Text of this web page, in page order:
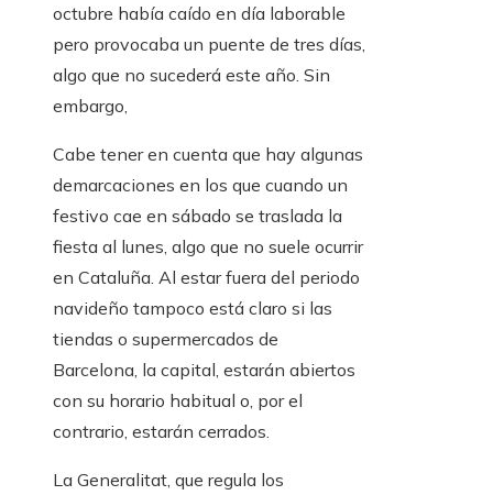
octubre había caído en día laborable
pero provocaba un puente de tres días,
algo que no sucederá este año. Sin
embargo,
Cabe tener en cuenta que hay algunas
demarcaciones en los que cuando un
festivo cae en sábado se traslada la
fiesta al lunes, algo que no suele ocurrir
en Cataluña. Al estar fuera del periodo
navideño tampoco está claro si las
tiendas o supermercados de
Barcelona, ​​la capital, estarán abiertos
con su horario habitual o, por el
contrario, estarán cerrados.
La Generalitat, que regula los